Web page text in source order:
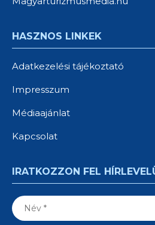
HASZNOS LINKEK
Adatkezelési tájékoztató
Impresszum
Médiaajánlat
Kapcsolat
IRATKOZZON FEL